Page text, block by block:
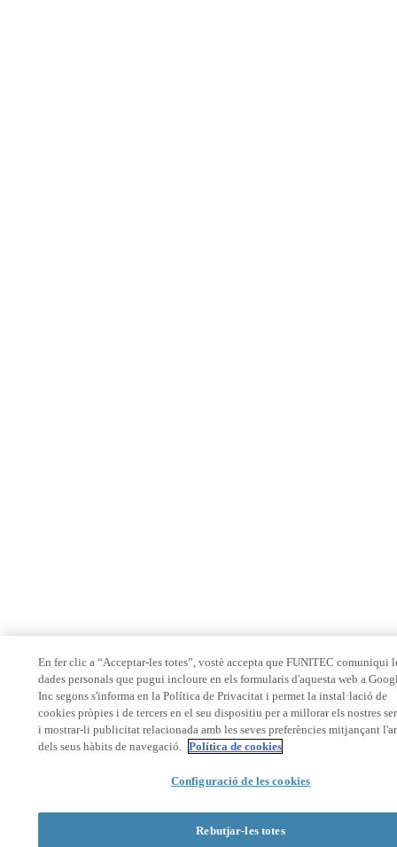
En fer clic a “Acceptar-les totes”, vostè accepta que FUNITEC comuniqui
dades personals que pugui incloure en els formularis d'aquesta web a
Inc segons s'informa en la Política de Privacitat i permet la instal·lació de
cookies pròpies i de tercers en el seu dispositiu per a millorar els nostres
i mostrar-li publicitat relacionada amb les seves preferències mitjançant
dels seus hàbits de navegació. Política de cookies
Configuració de les cookies
Rebutjar-les totes